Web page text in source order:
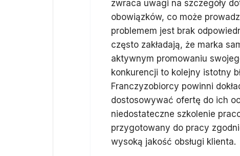
zwraca uwagi na szczegóły
obowiązków, co może
problemem jest brak
często zakładają, że marka
aktywnym promowaniu
konkurencji to kolejny istotny
Franczyzobiorcy powinni
dostosowywać ofertę do ich
niedostateczne szkolenie
przygotowany do pracy
wysoką jakość obsługi klienta.